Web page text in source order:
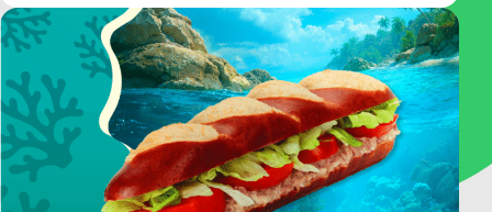
Toulouse
Occitanie
Versailles